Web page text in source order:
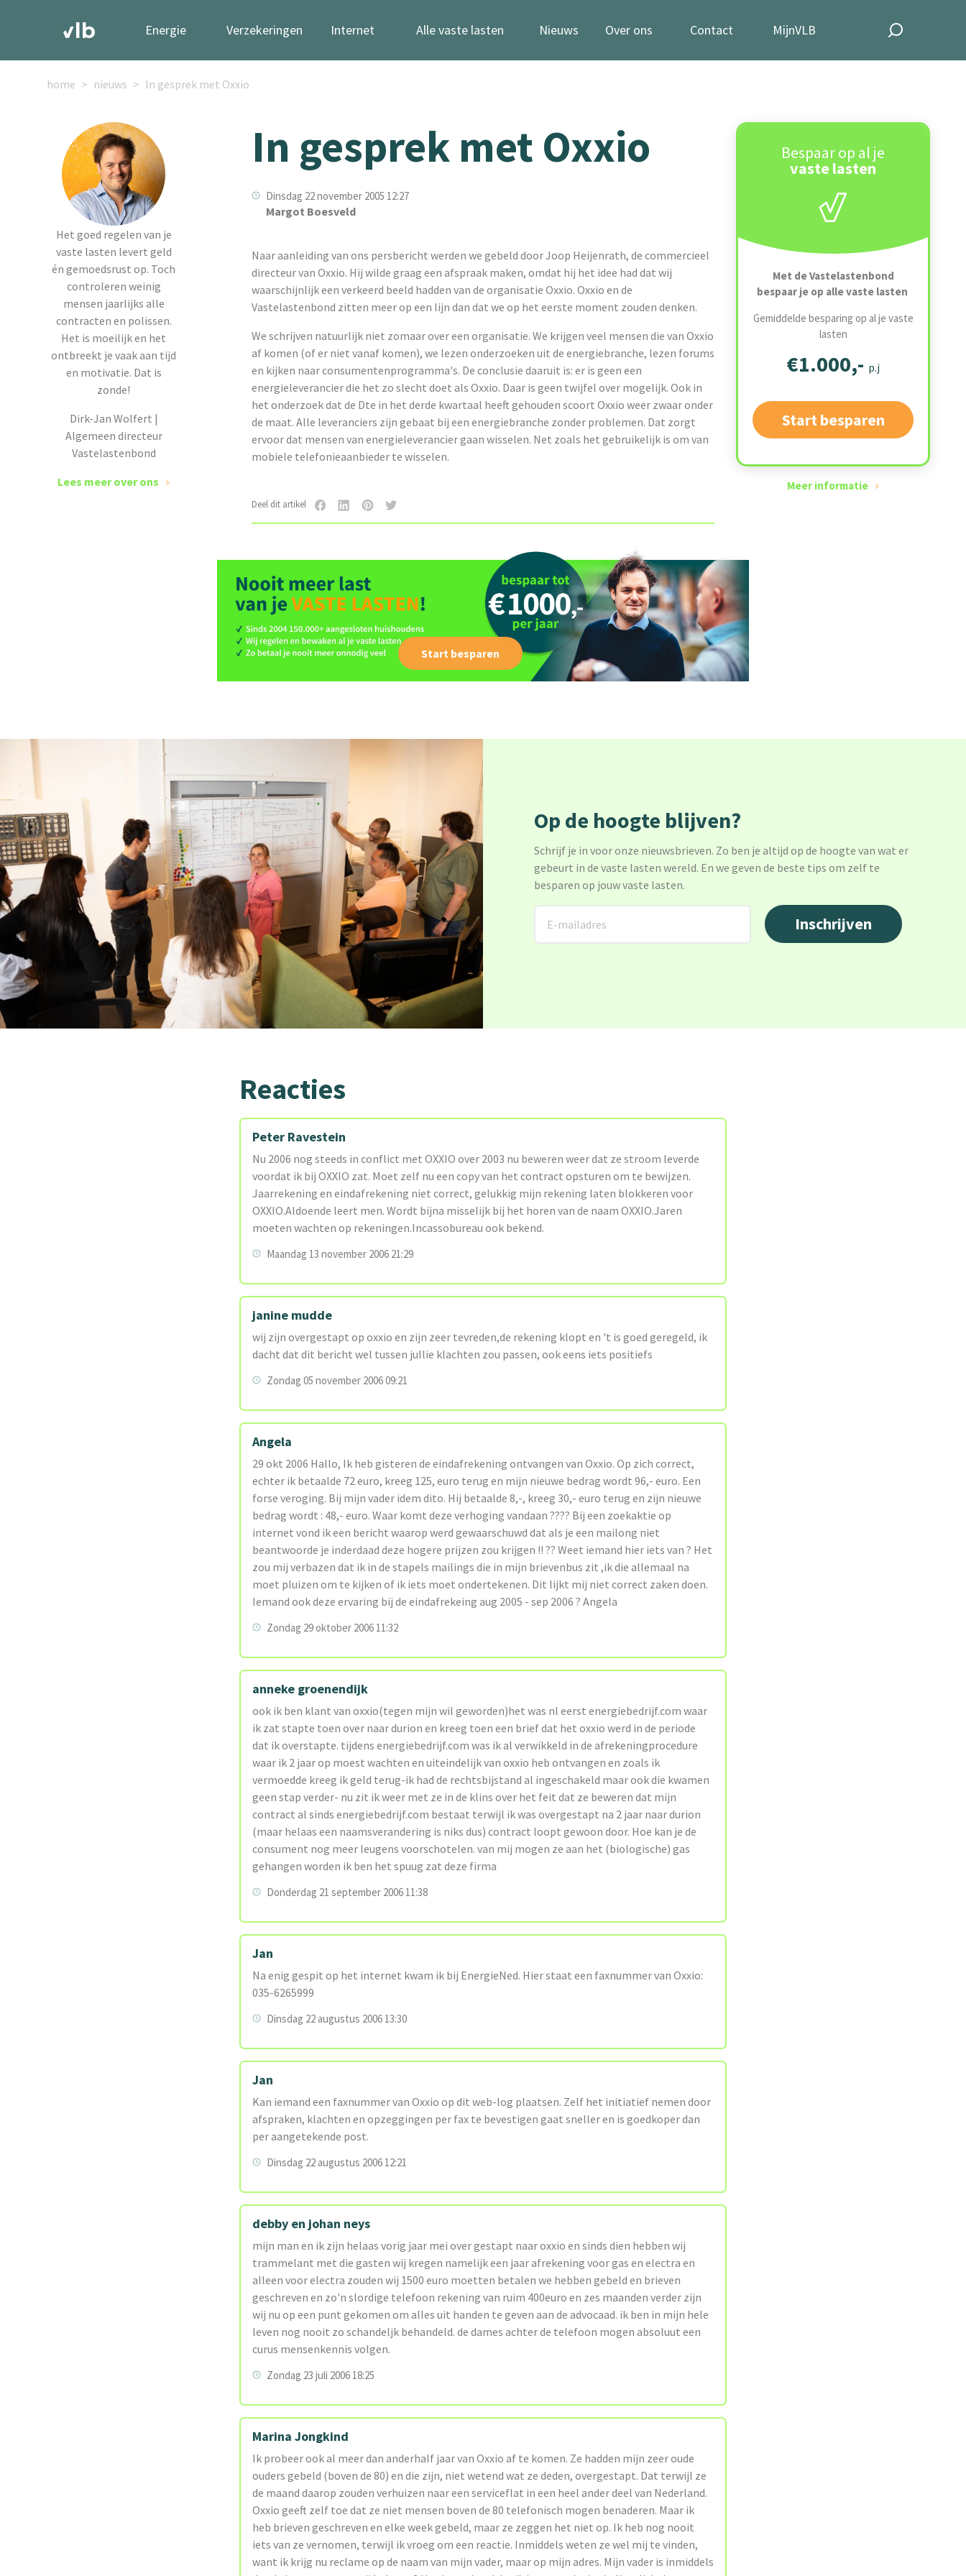
Energie Verzekeringen Internet Alle vaste lasten Nieuws Over ons Contact MijnVLB
home nieuws In gesprek met Oxxio
Het goed regelen van je
vaste lasten levert geld
én gemoedsrust op. Toch
controleren weinig
mensen jaarlijks alle
contracten en polissen.
Het is moeilijk en het
ontbreekt je vaak aan tijd
en motivatie. Dat is
zonde!
Dirk-Jan Wolfert |
Algemeen directeur
Vastelastenbond
Lees meer over ons
Bespaar op al je
vaste lasten
Met de Vastelastenbond
bespaar je op alle vaste lasten
Gemiddelde besparing op al je vaste
lasten
€1.000,- p.j
Start besparen
Meer informatie
In gesprek met Oxxio
Dinsdag 22 november 2005 12:27
Margot Boesveld
Naar aanleiding van ons persbericht werden we gebeld door Joop Heijenrath, de commercieel
directeur van Oxxio. Hij wilde graag een afspraak maken, omdat hij het idee had dat wij
waarschijnlijk een verkeerd beeld hadden van de organisatie Oxxio. Oxxio en de
Vastelastenbond zitten meer op een lijn dan dat we op het eerste moment zouden denken.
We schrijven natuurlijk niet zomaar over een organisatie. We krijgen veel mensen die van Oxxio
af komen (of er niet vanaf komen), we lezen onderzoeken uit de energiebranche, lezen forums
en kijken naar consumentenprogramma's. De conclusie daaruit is: er is geen een
energieleverancier die het zo slecht doet als Oxxio. Daar is geen twijfel over mogelijk. Ook in
het onderzoek dat de Dte in het derde kwartaal heeft gehouden scoort Oxxio weer zwaar onder
de maat. Alle leveranciers zijn gebaat bij een energiebranche zonder problemen. Dat zorgt
ervoor dat mensen van energieleverancier gaan wisselen. Net zoals het gebruikelijk is om van
mobiele telefonieaanbieder te wisselen.
Deel dit artikel
Start besparen
Op de hoogte blijven?
Schrijf je in voor onze nieuwsbrieven. Zo ben je altijd op de hoogte van wat er
gebeurt in de vaste lasten wereld. En we geven de beste tips om zelf te
besparen op jouw vaste lasten.
Reacties
Peter Ravestein
Nu 2006 nog steeds in conflict met OXXIO over 2003 nu beweren weer dat ze stroom leverde
voordat ik bij OXXIO zat. Moet zelf nu een copy van het contract opsturen om te bewijzen.
Jaarrekening en eindafrekening niet correct, gelukkig mijn rekening laten blokkeren voor
OXXIO.Aldoende leert men. Wordt bijna misselijk bij het horen van de naam OXXIO.Jaren
moeten wachten op rekeningen.Incassobureau ook bekend.
Maandag 13 november 2006 21:29
janine mudde
wij zijn overgestapt op oxxio en zijn zeer tevreden,de rekening klopt en 't is goed geregeld, ik
dacht dat dit bericht wel tussen jullie klachten zou passen, ook eens iets positiefs
Zondag 05 november 2006 09:21
Angela
29 okt 2006 Hallo, Ik heb gisteren de eindafrekening ontvangen van Oxxio. Op zich correct,
echter ik betaalde 72 euro, kreeg 125, euro terug en mijn nieuwe bedrag wordt 96,- euro. Een
forse veroging. Bij mijn vader idem dito. Hij betaalde 8,-, kreeg 30,- euro terug en zijn nieuwe
bedrag wordt : 48,- euro. Waar komt deze verhoging vandaan ???? Bij een zoekaktie op
internet vond ik een bericht waarop werd gewaarschuwd dat als je een mailong niet
beantwoorde je inderdaad deze hogere prijzen zou krijgen !! ?? Weet iemand hier iets van ? Het
zou mij verbazen dat ik in de stapels mailings die in mijn brievenbus zit ,ik die allemaal na
moet pluizen om te kijken of ik iets moet ondertekenen. Dit lijkt mij niet correct zaken doen.
Iemand ook deze ervaring bij de eindafrekeing aug 2005 - sep 2006 ? Angela
Zondag 29 oktober 2006 11:32
anneke groenendijk
ook ik ben klant van oxxio(tegen mijn wil geworden)het was nl eerst energiebedrijf.com waar
ik zat stapte toen over naar durion en kreeg toen een brief dat het oxxio werd in de periode
dat ik overstapte. tijdens energiebedrijf.com was ik al verwikkeld in de afrekeningprocedure
waar ik 2 jaar op moest wachten en uiteindelijk van oxxio heb ontvangen en zoals ik
vermoedde kreeg ik geld terug-ik had de rechtsbijstand al ingeschakeld maar ook die kwamen
geen stap verder- nu zit ik weer met ze in de klins over het feit dat ze beweren dat mijn
contract al sinds energiebedrijf.com bestaat terwijl ik was overgestapt na 2 jaar naar durion
(maar helaas een naamsverandering is niks dus) contract loopt gewoon door. Hoe kan je de
consument nog meer leugens voorschotelen. van mij mogen ze aan het (biologische) gas
gehangen worden ik ben het spuug zat deze firma
Donderdag 21 september 2006 11:38
Jan
Na enig gespit op het internet kwam ik bij EnergieNed. Hier staat een faxnummer van Oxxio:
035-6265999
Dinsdag 22 augustus 2006 13:30
Jan
Kan iemand een faxnummer van Oxxio op dit web-log plaatsen. Zelf het initiatief nemen door
afspraken, klachten en opzeggingen per fax te bevestigen gaat sneller en is goedkoper dan
per aangetekende post.
Dinsdag 22 augustus 2006 12:21
debby en johan neys
mijn man en ik zijn helaas vorig jaar mei over gestapt naar oxxio en sinds dien hebben wij
trammelant met die gasten wij kregen namelijk een jaar afrekening voor gas en electra en
alleen voor electra zouden wij 1500 euro moetten betalen we hebben gebeld en brieven
geschreven en zo'n slordige telefoon rekening van ruim 400euro en zes maanden verder zijn
wij nu op een punt gekomen om alles uit handen te geven aan de advocaad. ik ben in mijn hele
leven nog nooit zo schandeljk behandeld. de dames achter de telefoon mogen absoluut een
curus mensenkennis volgen.
Zondag 23 juli 2006 18:25
Marina Jongkind
Ik probeer ook al meer dan anderhalf jaar van Oxxio af te komen. Ze hadden mijn zeer oude
ouders gebeld (boven de 80) en die zijn, niet wetend wat ze deden, overgestapt. Dat terwijl ze
de maand daarop zouden verhuizen naar een serviceflat in een heel ander deel van Nederland.
Oxxio geeft zelf toe dat ze niet mensen boven de 80 telefonisch mogen benaderen. Maar ik
heb brieven geschreven en elke week gebeld, maar ze zeggen het niet op. Ik heb nog nooit
iets van ze vernomen, terwijl ik vroeg om een reactie. Inmiddels weten ze wel mij te vinden,
want ik krijg nu reclame op de naam van mijn vader, maar op mijn adres. Mijn vader is inmiddels